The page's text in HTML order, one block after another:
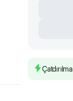
Çatdırılma